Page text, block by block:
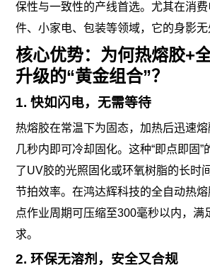
保性与一致性的产线首选。尤其在消
件、小家电、包装等领域，它的身影无
核心优势：为何热熔胶+
升级的“黄金组合”？
1. 快如闪电，无需等待
热熔胶在常温下为固态，加热后迅速
几秒内即可冷却固化。这种“即点即固”
了UV胶的光照固化或环氧树脂的长时
节拍效率。在鸿达辉科技的全自动热
点作业周期可压缩至300毫秒以内，满
求。
2. 环保无溶剂，安全又合规